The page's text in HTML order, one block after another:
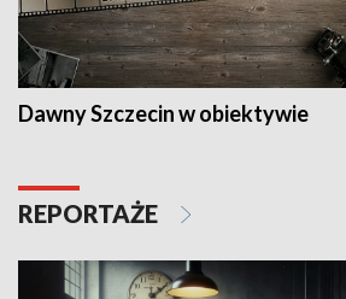
Dawny Szczecin w obiektywie
REPORTAŻE